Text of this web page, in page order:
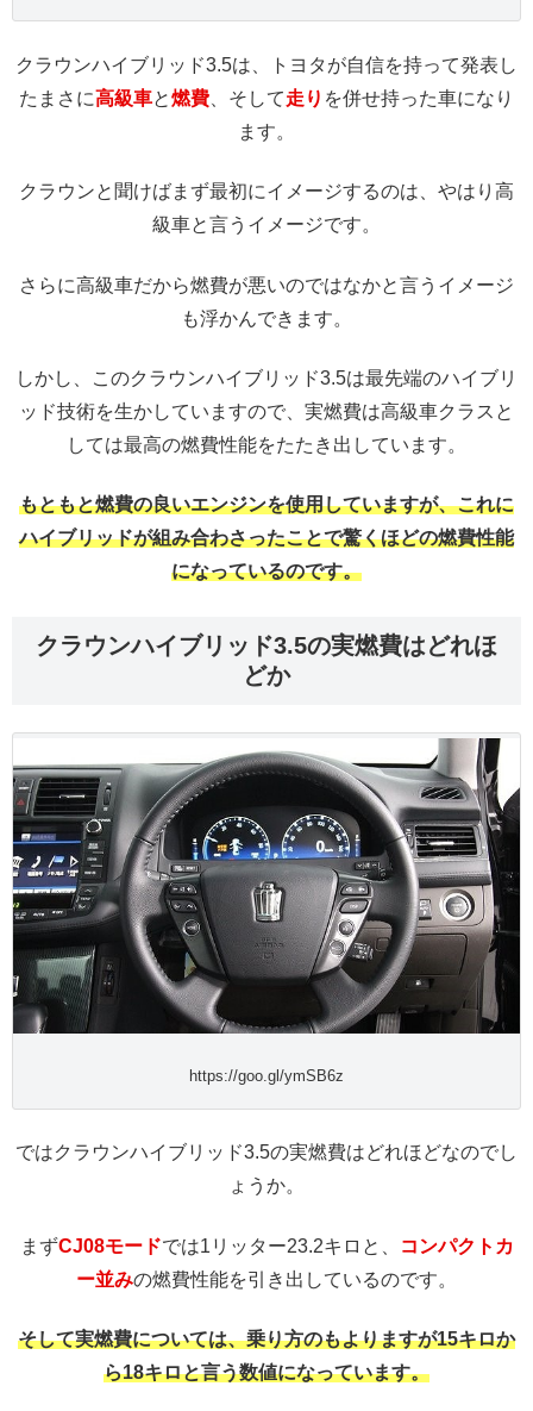
クラウンハイブリッド3.5は、トヨタが自信を持って発表し
たまさに高級車と燃費 、そして走り を併せ持った車になり
ます。
クラウンと聞けばまず最初にイメージするのは、やはり高
級車と言うイメージです。
さらに高級車だから燃費が悪いのではなかと言うイメージ
も浮かんできます。
しかし、このクラウンハイブリッド3.5は最先端のハイブリ
ッド技術を生かしていますので、実燃費は高級車クラスと
しては最高の燃費性能をたたき出しています。
もともと燃費の良いエンジンを使用していますが、これに
ハイブリッドが組み合わさったことで驚くほどの燃費性能
になっているのです。
クラウンハイブリッド3.5の実燃費はどれほ
どか
https://goo.gl/ymSB6z
ではクラウンハイブリッド3.5の実燃費はどれほどなのでし
ょうか。
まずCJ08モードでは1リッター23.2キロと、
コンパクトカ
ー並みの燃費性能を引き出しているのです。
そして実燃費については、乗り方のもよりますが15キロか
ら18キロと言う数値になっています。